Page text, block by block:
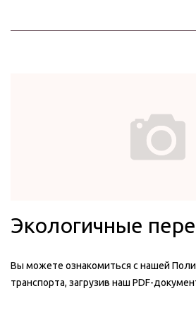
Экологичные
Вы можете ознакомиться с нашей
транспорта, загрузив наш PDF-